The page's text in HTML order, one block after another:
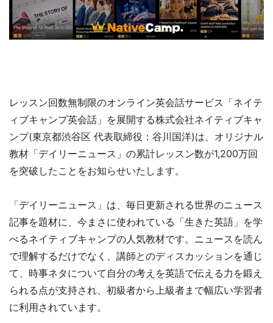
レッスン回数無制限のオンライン英会話サービス「ネイテ
ィブキャンプ英会話」を展開する株式会社ネイティブキャ
ンプ(東京都渋谷区 代表取締役：谷川国洋)は、オリジナル
教材「デイリーニュース」の累計レッスン数が1,200万回
を突破したことをお知らせいたします。
「デイリーニュース」は、毎日更新される世界のニュース
記事を題材に、今まさに使われている「生きた英語」を学
べるネイティブキャンプの人気教材です。ニュースを読ん
で理解するだけでなく、講師とのディスカッションを通じ
て、時事ネタについて自分の考えを英語で伝える力を鍛え
られる点が支持され、初級者から上級者まで幅広い学習者
に利用されています。